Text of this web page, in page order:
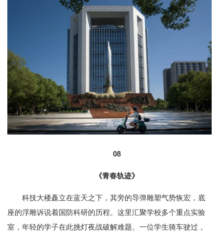
08
《青春轨迹》
科技大楼矗立在蓝天之下，其旁的导弹雕塑气势恢宏，底
座的浮雕诉说着国防科研的历程。这里汇聚学校多个重点实验
室，年轻的学子在此挑灯夜战破解难题。一位学生骑车驶过，